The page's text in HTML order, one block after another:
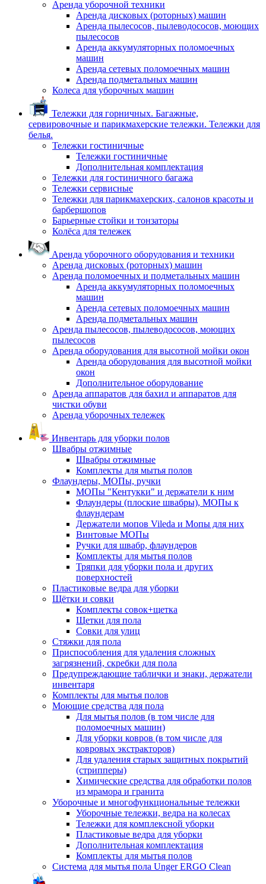
Аренда уборочной техники
Аренда дисковых (роторных) машин
Аренда пылесосов, пылеводососов, моющих
пылесосов
Аренда аккумуляторных поломоечных
машин
Аренда сетевых поломоечных машин
Аренда подметальных машин
Колеса для уборочных машин
Тележки для горничных. Багажные,
сервировочные и парикмахерские тележки. Тележки для
белья.
Тележки гостиничные
Тележки гостиничные
Дополнительная комплектация
Тележки для гостиничного багажа
Тележки сервисные
Тележки для парикмахерских, салонов красоты и
барбершопов
Барьерные стойки и тонзаторы
Колёса для тележек
Аренда уборочного оборудования и техники
Аренда дисковых (роторных) машин
Аренда поломоечных и подметальных машин
Аренда аккумуляторных поломоечных
машин
Аренда сетевых поломоечных машин
Аренда подметальных машин
Аренда пылесосов, пылеводососов, моющих
пылесосов
Аренда оборудования для высотной мойки окон
Аренда оборудования для высотной мойки
окон
Дополнительное оборудование
Аренда аппаратов для бахил и аппаратов для
чистки обуви
Аренда уборочных тележек
Инвентарь для уборки полов
Швабры отжимные
Швабры отжимные
Комплекты для мытья полов
Флаундеры, МОПы, ручки
МОПы "Кентукки" и держатели к ним
Флаундеры (плоские швабры), МОПы к
флаундерам
Держатели мопов Vileda и Мопы для них
Винтовые МОПы
Ручки для швабр, флаундеров
Комплекты для мытья полов
Тряпки для уборки пола и других
поверхностей
Пластиковые ведра для уборки
Щётки и совки
Комплекты совок+щетка
Щетки для пола
Совки для улиц
Стяжки для пола
Приспособления для удаления сложных
загрязнений, скребки для пола
Предупреждающие таблички и знаки, держатели
инвентаря
Комплекты для мытья полов
Моющие средства для пола
Для мытья полов (в том числе для
поломоечных машин)
Для уборки ковров (в том числе для
ковровых экстракторов)
Для удаления старых защитных покрытий
(стрипперы)
Химические средства для обработки полов
из мрамора и гранита
Уборочные и многофункциональные тележки
Уборочные тележки, ведра на колесах
Тележки для комплексной уборки
Пластиковые ведра для уборки
Дополнительная комплектация
Комплекты для мытья полов
Система для мытья пола Unger ERGO Clean